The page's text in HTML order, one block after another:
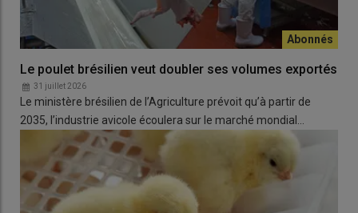
Le poulet brésilien veut doubler ses volumes exportés
31 juillet 2026
Le ministère brésilien de l’Agriculture prévoit qu’à partir de
2035, l’industrie avicole écoulera sur le marché mondial…